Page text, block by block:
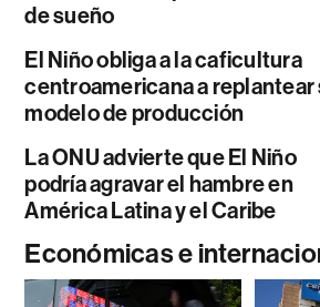
de sueño
El Niño obliga a la caficultura
centroamericana a replantear
modelo de producción
La ONU advierte que El Niño
podría agravar el hambre en
América Latina y el Caribe
Económicas e